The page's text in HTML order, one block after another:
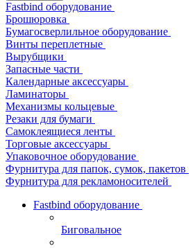
Fastbind оборудование
Брошюровка
Бумагосверлильное оборудование
Винты переплетные
Вырубщики
Запасные части
Календарные аксессуары
Ламинаторы
Механизмы кольцевые
Резаки для бумаги
Самоклеящиеся ленты
Торговые аксессуары
Упаковочное оборудование
Фурнитура для папок, сумок, пакетов
Фурнитура для рекламоносителей
Fastbind оборудование
Биговальное